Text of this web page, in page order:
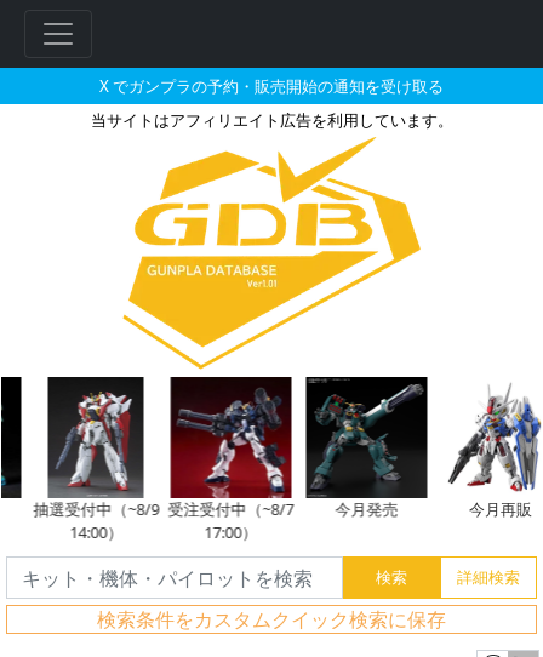
X でガンプラの予約・販売開始の通知を受け取る
当サイトはアフィリエイト広告を利用しています。
HG 1/144 ガンダムバルバトス
抽選受付中（~8/9
14:00）
受注受付中（~8/7
17:00）
今月発売 今月再販
検索条件をカスタムクイック検索に保存